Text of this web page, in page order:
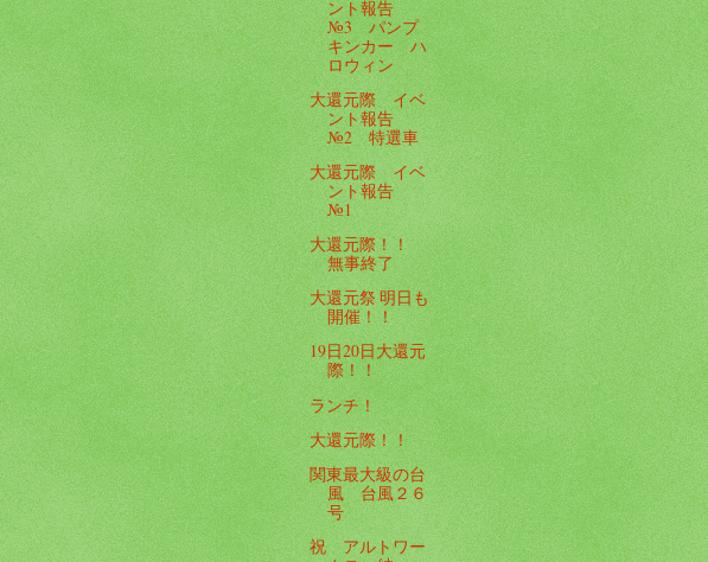
ント報告
№3 パンプ
キンカー ハ
ロウィン
大還元際 イベ
ント報告
№2 特選車
大還元際 イベ
ント報告
№1
大還元際！！
無事終了
大還元祭 明日も
開催！！
19日20日大還元
際！！
ランチ！
大還元際！！
関東最大級の台
風 台風２６
号
祝 アルトワー